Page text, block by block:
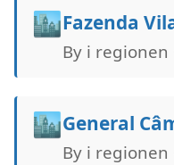
🏙️Fazenda
By i regionen
🏙️General
By i regionen